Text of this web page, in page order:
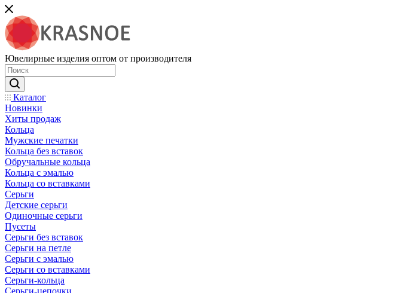
Ювелирные изделия оптом от производителя
Каталог
Новинки
Хиты продаж
Кольца
Мужские печатки
Кольца без вставок
Обручальные кольца
Кольца с эмалью
Кольца со вставками
Серьги
Детские серьги
Одиночные серьги
Пусеты
Серьги без вставок
Серьги на петле
Серьги с эмалью
Серьги со вставками
Серьги-кольца
Серьги-цепочки